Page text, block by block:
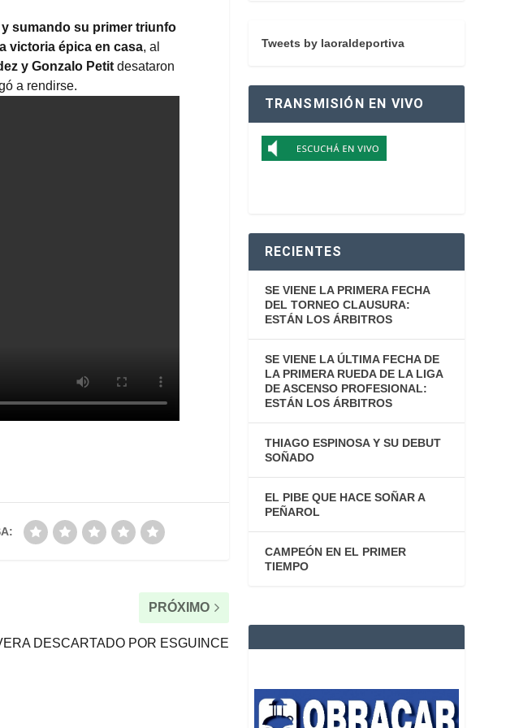
sumando su primer triunfo
victoria épica en casa, al
y Gonzalo Petit desataron
a rendirse.
PRÓXIMO
DESCARTADO POR ESGUINCE
Tweets by laoraldeportiva
TRANSMISIÓN EN VIVO
RECIENTES
SE VIENE LA PRIMERA FECHA
DEL TORNEO CLAUSURA:
ESTÁN LOS ÁRBITROS
SE VIENE LA ÚLTIMA FECHA DE
LA PRIMERA RUEDA DE LA LIGA
DE ASCENSO PROFESIONAL:
ESTÁN LOS ÁRBITROS
THIAGO ESPINOSA Y SU DEBUT
SOÑADO
EL PIBE QUE HACE SOÑAR A
PEÑAROL
CAMPEÓN EN EL PRIMER
TIEMPO